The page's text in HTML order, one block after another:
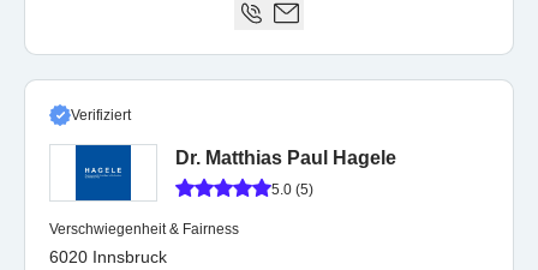
Verifiziert
Dr. Matthias Paul Hagele
5.0 (5)
Verschwiegenheit & Fairness
6020 Innsbruck